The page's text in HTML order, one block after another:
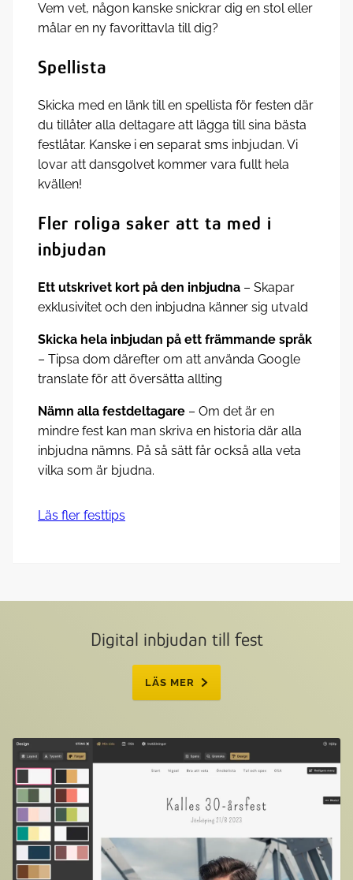
Vem vet, någon kanske snickrar dig en stol eller
målar en ny favorittavla till dig?
Spellista
Skicka med en länk till en spellista för festen där
du tillåter alla deltagare att lägga till sina bästa
festlåtar. Kanske i en separat sms inbjudan. Vi
lovar att dansgolvet kommer vara fullt hela
kvällen!
Fler roliga saker att ta med i
inbjudan
Ett utskrivet kort på den inbjudna – Skapar
exklusivitet och den inbjudna känner sig utvald
Skicka hela inbjudan på ett främmande språk
– Tipsa dom därefter om att använda Google
translate för att översätta allting
Nämn alla festdeltagare – Om det är en
mindre fest kan man skriva en historia där alla
inbjudna nämns. På så sätt får också alla veta
vilka som är bjudna.
Läs fler festtips
Digital inbjudan till fest
LÄS MER